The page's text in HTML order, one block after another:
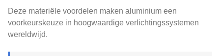
Deze materiële voordelen maken aluminium een ​​
voorkeurskeuze in hoogwaardige verlichtingssystemen
wereldwijd.